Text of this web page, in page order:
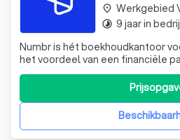
Numbr is hét boekhoudkantoor
het voordeel van een financiële
meedenkt. En dat voor een vast
zonder verrassingen. Stap nu
place Werkgebied
timelapse 9 jaar in